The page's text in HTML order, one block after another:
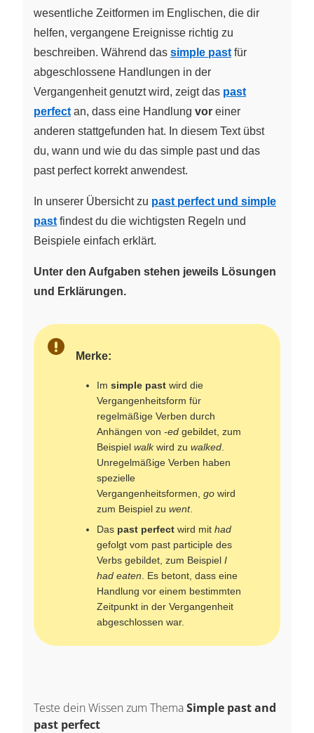
wesentliche Zeitformen im Englischen, die dir
helfen, vergangene Ereignisse richtig zu
beschreiben. Während das simple past für
abgeschlossene Handlungen in der
Vergangenheit genutzt wird, zeigt das past
perfect an, dass eine Handlung vor einer
anderen stattgefunden hat. In diesem Text übst
du, wann und wie du das simple past und das
past perfect korrekt anwendest.
In unserer Übersicht zu past perfect und simple
past findest du die wichtigsten Regeln und
Beispiele einfach erklärt.
Unter den Aufgaben stehen jeweils Lösungen
und Erklärungen.
Merke:
Im simple past wird die
Vergangenheitsform für
regelmäßige Verben durch
Anhängen von -ed gebildet, zum
Beispiel walkwird zu walked
Unregelmäßige Verben haben
spezielle
Vergangenheitsformen, go wird
zum Beispiel zu went.
Das past perfect wird mit had
gefolgt vom past participle des
Verbs gebildet, zum Beispiel I
had eaten . Es betont, dass eine
Handlung vor einem bestimmten
Zeitpunkt in der Vergangenheit
abgeschlossen war.
Teste dein Wissen zum ThemaSimple past and
past perfect